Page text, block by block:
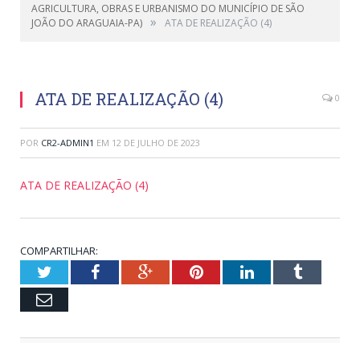
AGRICULTURA, OBRAS E URBANISMO DO MUNICÍPIO DE SÃO
JOÃO DO ARAGUAIA-PA) » ATA DE REALIZAÇÃO (4)
ATA DE REALIZAÇÃO (4) 0
POR CR2-ADMIN1 EM 12 DE JULHO DE 2023
ATA DE REALIZAÇÃO (4)
COMPARTILHAR:
TwitterFacebookGoogle+PinterestLinkedInTumblr
Email